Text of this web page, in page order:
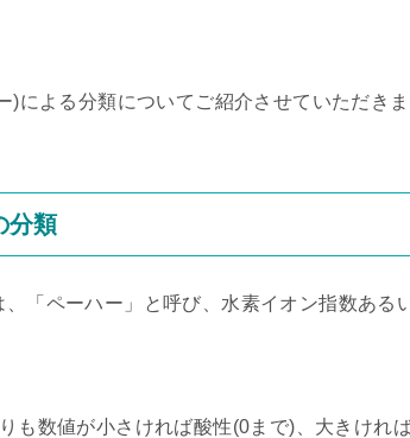
による分類についてご紹介させていただきま
分類
「ペーハー」と呼び、水素イオン指数ある
も数値が小さければ酸性(0まで)、大きけれ